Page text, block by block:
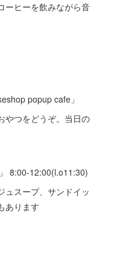
ーヒーを飲みながら音
popup cafe」
やつをどうぞ。当日の
8:00-12:00(l.o11:30)
ュスープ、サンドイッ
あります